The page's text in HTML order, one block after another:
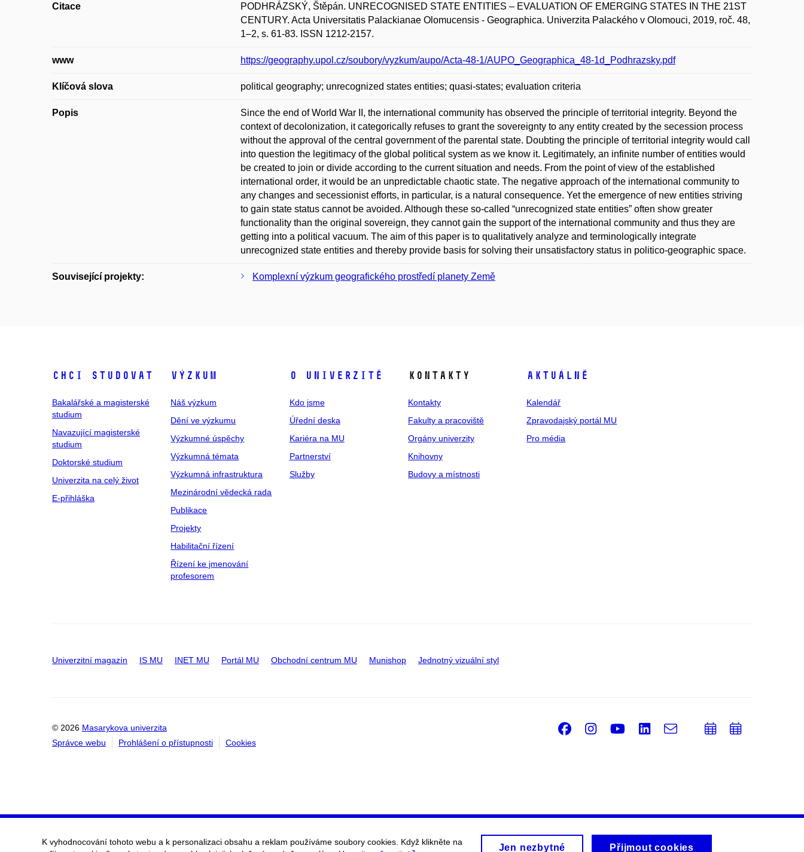
Citace
PODHRÁZSKÝ, Štěpán. UNRECOGNISED STATE ENTITIES – EVALUATION OF EMERGING STATES IN THE 21ST
CENTURY. Acta Universitatis Palackianae Olomucensis - Geographica. Univerzita Palackého v Olomouci, 2019, roč. 48,
1–2, s. 61-83. ISSN 1212-2157.
www https://geography.upol.cz/soubory/vyzkum/aupo/Acta-48-1/AUPO_Geographica_48-1d_Podhrazsky.pdf
Klíčová slova political geography; unrecognized states entities; quasi-states; evaluation criteria
Popis
Since the end of World War II, the international community has observed the principle of territorial integrity. Beyond the
context of decolonization, it categorically refuses to grant the sovereignty to any entity created by the secession process
without the approval of the central government of the parental state. Doubting the principle of territorial integrity would call
into question the legitimacy of the global political system as we know it. Legitimately, an infinite number of entities would
be created to join or divide according to the current situation and needs. From the point of view of the established
international order, it would be an unpredictable chaotic state. The negative approach of the international community to
any changes and secessionist efforts, in particular, is a natural consequence. Yet the emergence of new entities striving
to gain state status cannot be avoided. Although these so-called “unrecognized state entities” often show greater
functionality than the original sovereign, they cannot gain the support of the international community and thus they are
getting into a political vacuum. The aim of this paper is to qualitatively analyze and terminologically integrate
unrecognized state entities and thereby provide basis for solving their unsatisfactory status in politico-geographic space.
Související projekty: Komplexní výzkum geografického prostředí planety Země
Chci studovat
Bakalářské a magisterské
studium
Navazující magisterské
studium
Doktorské studium
Univerzita na celý život
E-přihláška
Výzkum
Náš výzkum
Dění ve výzkumu
Výzkumné úspěchy
Výzkumná témata
Výzkumná infrastruktura
Mezinárodní vědecká rada
Publikace
Projekty
Habilitační řízení
Řízení ke jmenování
profesorem
O univerzitě
Kdo jsme
Úřední deska
Kariéra na MU
Partnerství
Služby
Kontakty
Kontakty
Fakulty a pracoviště
Orgány univerzity
Knihovny
Budovy a místnosti
Aktuálně
Kalendář
Zpravodajský portál MU
Pro média
Univerzitní magazín IS MU INET MU Portál MU Obchodní centrum MU Munishop Jednotný vizuální styl
© 2026 Masarykova univerzita
Správce webu
Prohlášení o přístupnosti Cookies
Facebook
Instagram
Youtube
LinkedIn
e-
PřidatPřidat
K vyhodnocování tohoto webu a k personalizaci obsahu a reklam používáme soubory cookies. Když klikněte na
Jen nezbytné Přijmout cookies